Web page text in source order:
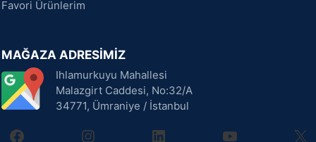
Favori Ürünlerim
MAĞAZA ADRESİMİZ
Ihlamurkuyu Mahallesi
Malazgirt Caddesi, No:32/A
34771, Ümraniye / İstanbul
facebookinstagramlinkedin youtube X